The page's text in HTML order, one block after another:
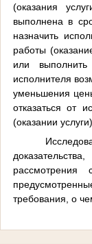
(оказания
выполнена в
назначить
работы
или
исполнителя
уменьшения
отказаться от
(оказании услуги).
требования, о